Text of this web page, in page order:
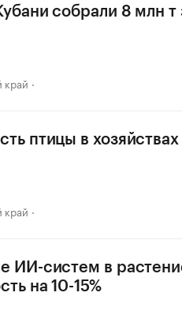
собрали 8 млн т
край
птицы в
край
ИИ-систем в
на 10-15%